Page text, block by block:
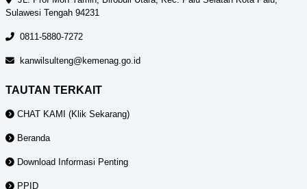
Sulawesi Tengah 94231
0811-5880-7272
kanwilsulteng@kemenag.go.id
TAUTAN TERKAIT
CHAT KAMI (Klik Sekarang)
Beranda
Download Informasi Penting
PPID